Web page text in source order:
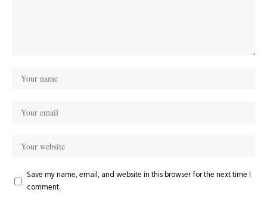
Save my name, email, and website in this browser for the next time I
comment.